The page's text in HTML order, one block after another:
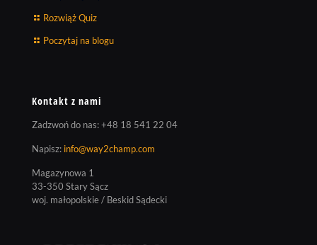
Rozwiąż Quiz
Poczytaj na blogu
Kontakt z nami
Zadzwoń do nas:+48 18 541 22 04
Napisz: info@way2champ.com
Magazynowa 1
33-350 Stary Sącz
woj. małopolskie / Beskid Sądecki